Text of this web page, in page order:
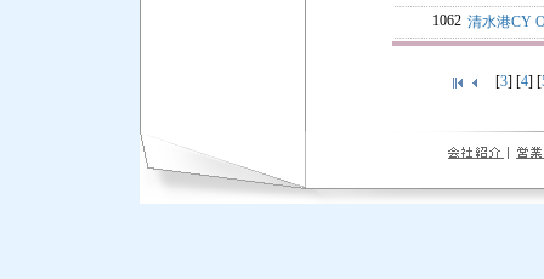
1062 清水港CY
[3] [4] [